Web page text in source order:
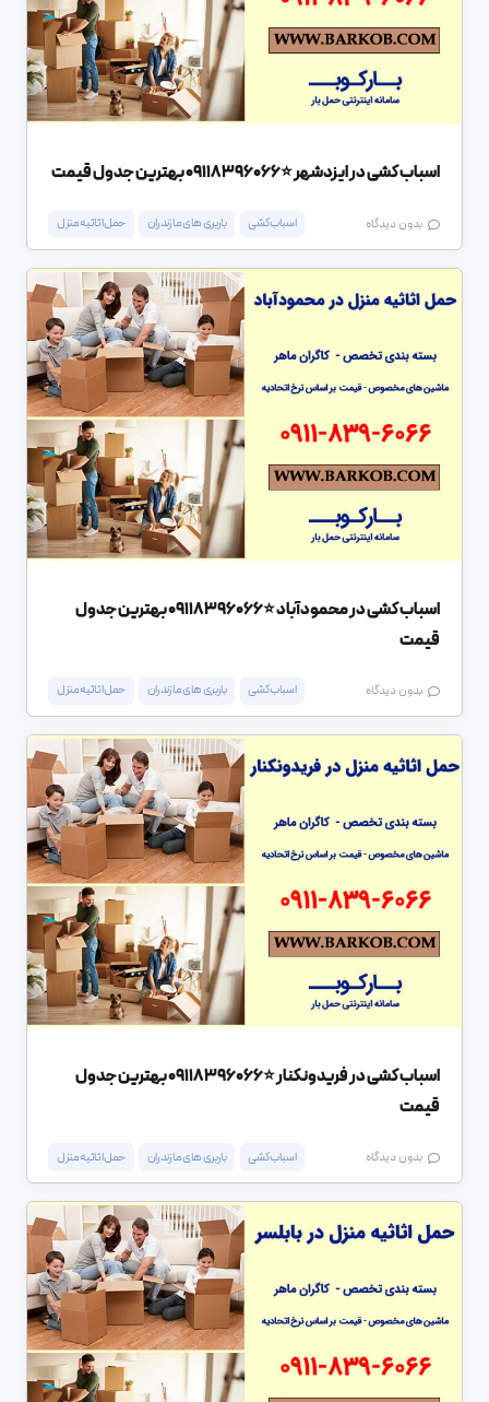
اسباب کشی در ایزدشهر ⭐️09118396066 بهترین جدول قیمت
بدون دیدگاه اسباب کشی باربری های مازندران حمل اثاثیه منزل
اسباب کشی در محمودآباد ⭐️09118396066 بهترین جدول
قیمت
بدون دیدگاه اسباب کشی باربری های مازندران حمل اثاثیه منزل
اسباب کشی در فریدونکنار ⭐️09118396066 بهترین جدول
قیمت
بدون دیدگاه اسباب کشی باربری های مازندران حمل اثاثیه منزل